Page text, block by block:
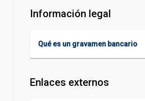
Información legal
Qué es un gravamen bancario
Enlaces externos